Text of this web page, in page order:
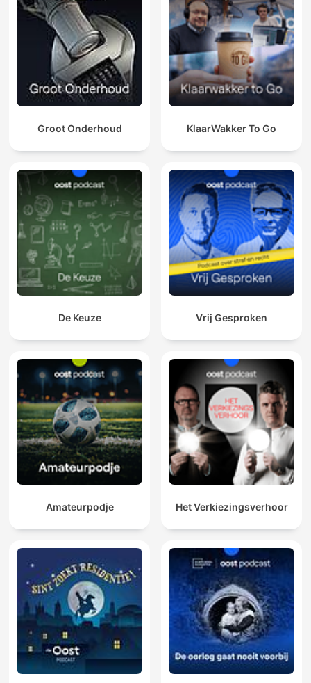
Groot Onderhoud KlaarWakker To Go
De Keuze Vrij Gesproken
Amateurpodje Het Verkiezingsverhoor